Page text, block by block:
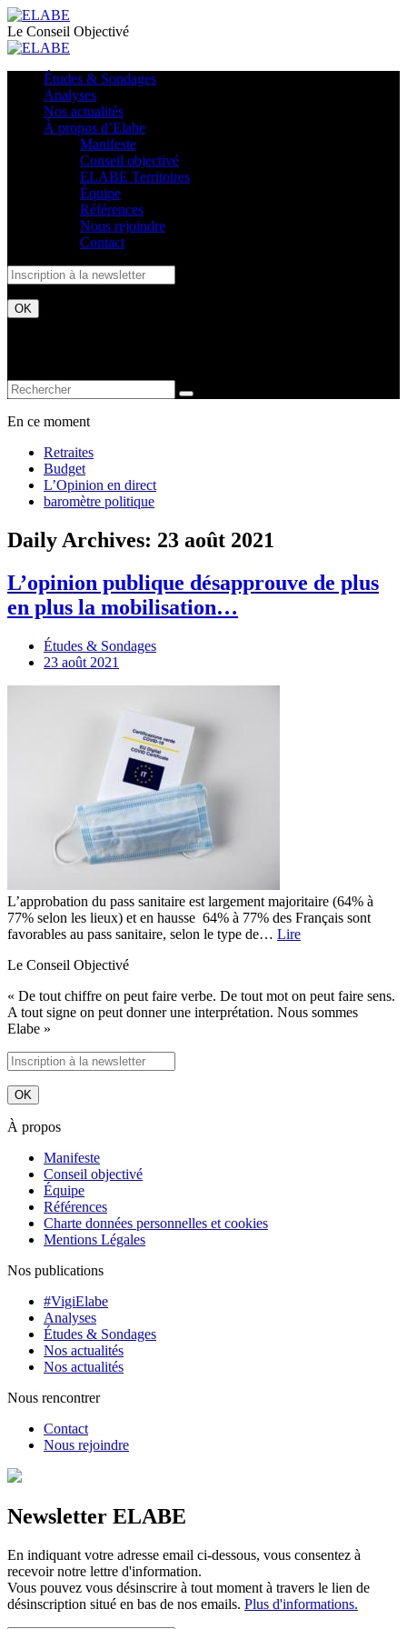
Le Conseil Objectivé
Études & Sondages
Analyses
Nos actualités
À propos d’Elabe
Manifeste
Conseil objectivé
ELABE Territoires
Équipe
Références
Nous rejoindre
Contact
En ce moment
Retraites
Budget
L’Opinion en direct
baromètre politique
Daily Archives: 23 août 2021
L’opinion publique désapprouve de plus
en plus la mobilisation…
Études & Sondages
23 août 2021
L’approbation du pass sanitaire est largement majoritaire (64% à
77% selon les lieux) et en hausse 64% à 77% des Français sont
favorables au pass sanitaire, selon le type de… Lire
Le Conseil Objectivé
« De tout chiffre on peut faire verbe. De tout mot on peut faire sens.
A tout signe on peut donner une interprétation. Nous sommes
Elabe »
À propos
Manifeste
Conseil objectivé
Équipe
Références
Charte données personnelles et cookies
Mentions Légales
Nos publications
#VigiElabe
Analyses
Études & Sondages
Nos actualités
Nos actualités
Nous rencontrer
Contact
Nous rejoindre
Newsletter ELABE
En indiquant votre adresse email ci-dessous, vous consentez à
recevoir notre lettre d'information.
Vous pouvez vous désinscrire à tout moment à travers le lien de
désinscription situé en bas de nos emails. Plus d'informations.